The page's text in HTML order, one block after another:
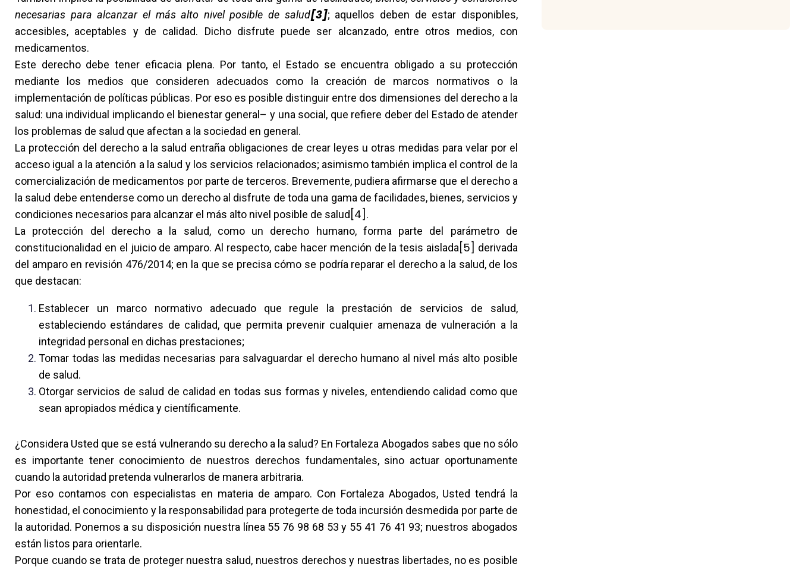
necesarias para alcanzar el más alto nivel posible de salud[3]; aquellos deben de estar disponibles,
accesibles, aceptables y de calidad. Dicho disfrute puede ser alcanzado, entre otros medios, con
medicamentos.
Este derecho debe tener eficacia plena. Por tanto, el Estado se encuentra obligado a su protección
mediante los medios que consideren adecuados como la creación de marcos normativos o la
implementación de políticas públicas. Por eso es posible distinguir entre dos dimensiones del derecho a la
salud: una individual implicando el bienestar general– y una social, que refiere deber del Estado de atender
los problemas de salud que afectan a la sociedad en general.
La protección del derecho a la salud entraña obligaciones de crear leyes u otras medidas para velar por el
acceso igual a la atención a la salud y los servicios relacionados; asimismo también implica el control de la
comercialización de medicamentos por parte de terceros. Brevemente, pudiera afirmarse que el derecho a
la salud debe entenderse como un derecho al disfrute de toda una gama de facilidades, bienes, servicios y
condiciones necesarios para alcanzar el más alto nivel posible de salud [4] .
La protección del derecho a la salud, como un derecho humano, forma parte del parámetro de
constitucionalidad en el juicio de amparo. Al respecto, cabe hacer mención de la tesis aislada[5] derivada
del amparo en revisión 476/2014; en la que se precisa cómo se podría reparar el derecho a la salud, de los
que destacan:
Establecer un marco normativo adecuado que regule la prestación de servicios de salud,
estableciendo estándares de calidad, que permita prevenir cualquier amenaza de vulneración a la
integridad personal en dichas prestaciones;
Tomar todas las medidas necesarias para salvaguardar el derecho humano al nivel más alto posible
de salud.
Otorgar servicios de salud de calidad en todas sus formas y niveles, entendiendo calidad como que
sean apropiados médica y científicamente.
¿Considera Usted que se está vulnerando su derecho a la salud? En Fortaleza Abogados sabes que no sólo
es importante tener conocimiento de nuestros derechos fundamentales, sino actuar oportunamente
cuando la autoridad pretenda vulnerarlos de manera arbitraria.
Por eso contamos con especialistas en materia de amparo. Con Fortaleza Abogados, Usted tendrá la
honestidad, el conocimiento y la responsabilidad para protegerte de toda incursión desmedida por parte de
la autoridad. Ponemos a su disposición nuestra línea 55 76 98 68 53 y 55 41 76 41 93; nuestros abogados
están listos para orientarle.
Porque cuando se trata de proteger nuestra salud, nuestros derechos y nuestras libertades, no es posible